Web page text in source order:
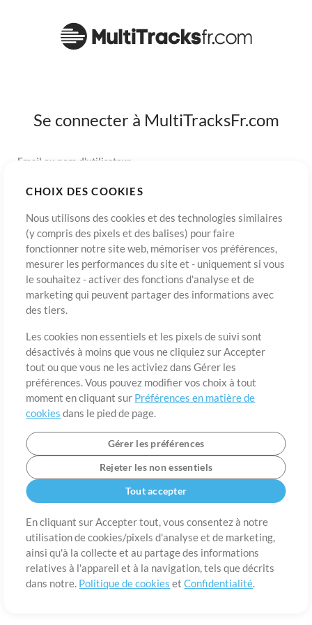
CHOIX DES COOKIES
Nous utilisons des cookies et des technologies similaires
(y compris des pixels et des balises) pour faire
fonctionner notre site web, mémoriser vos préférences,
mesurer les performances du site et - uniquement si vous
le souhaitez - activer des fonctions d'analyse et de
marketing qui peuvent partager des informations avec
des tiers.
Les cookies non essentiels et les pixels de suivi sont
désactivés à moins que vous ne cliquiez sur Accepter
tout ou que vous ne les activiez dans Gérer les
préférences. Vous pouvez modifier vos choix à tout
moment en cliquant sur Préférences en matière de
cookies dans le pied de page.
Gérer les préférences
Rejeter les non essentiels
Tout accepter
En cliquant sur Accepter tout, vous consentez à notre
utilisation de cookies/pixels d'analyse et de marketing,
ainsi qu'à la collecte et au partage des informations
relatives à l'appareil et à la navigation, tels que décrits
dans notre. Politique de cookies etConfidentialité.
Se connecter à MultiTracksFr.com
Email ou nom d'utilisateur
S’inscrireMot de passe oublié? Connexion
matière de cookies
Contact
©2006-2026 par MultiTracks LLC. Tous droits réservés.